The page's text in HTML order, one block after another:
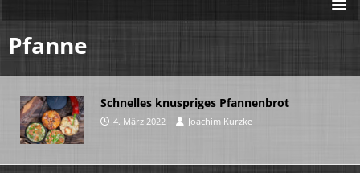
Pfanne
Schnelles knuspriges Pfannenbrot
4. März 2022 Joachim Kurzke